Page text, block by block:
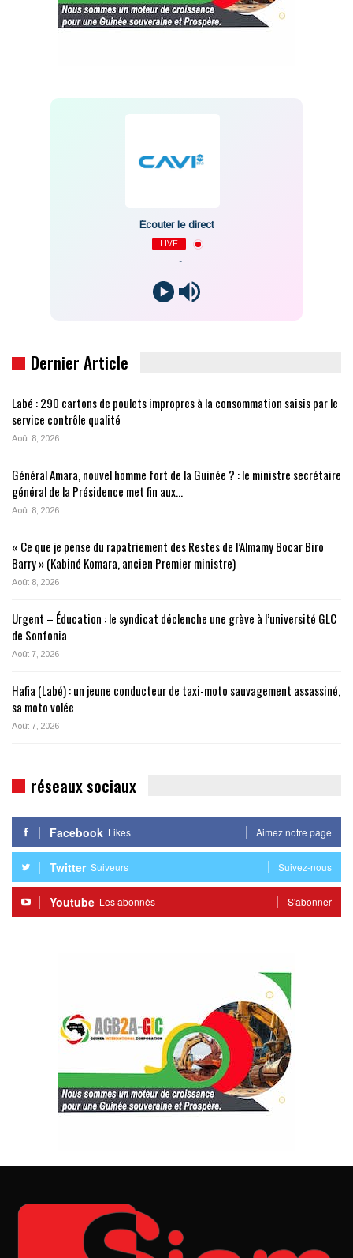
Écouter le direct
LIVE
Dernier Article
Labé : 290 cartons de poulets impropres à la consommation saisis par le
service contrôle qualité
Août 8, 2026
Général Amara, nouvel homme fort de la Guinée ? : le ministre secrétaire
général de la Présidence met fin aux…
Août 8, 2026
« Ce que je pense du rapatriement des Restes de l’Almamy Bocar Biro
Barry » (Kabiné Komara, ancien Premier ministre)
Août 8, 2026
Urgent – Éducation : le syndicat déclenche une grève à l’université GLC
de Sonfonia
Août 7, 2026
Hafia (Labé) : un jeune conducteur de taxi-moto sauvagement assassiné,
sa moto volée
Août 7, 2026
réseaux sociaux
Facebook Likes Aimez notre page
Twitter Suiveurs Suivez-nous
Youtube Les abonnés S'abonner